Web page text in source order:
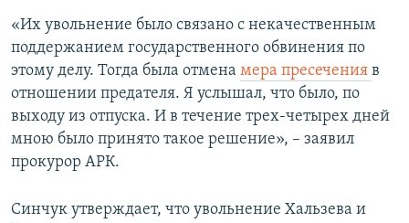
«Их увольнение было связано с некачественным
поддержанием государственного обвинения по
этому делу. Тогда была отмена мера пресечения в
отношении предателя. Я услышал, что было, по
выходу из отпуска. И в течение трех-четырех дней
мною было принято такое решение», – заявил
прокурор АРК.
Синчук утверждает, что увольнение Хальзева и